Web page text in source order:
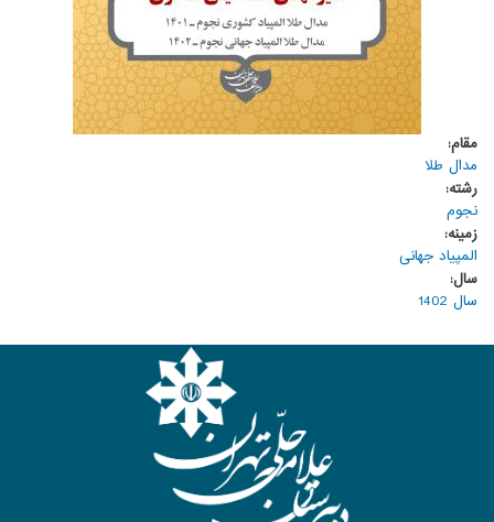
مقام:
مدال طلا
رشته:
نجوم
زمینه:
المپیاد جهانی
سال:
سال 1402